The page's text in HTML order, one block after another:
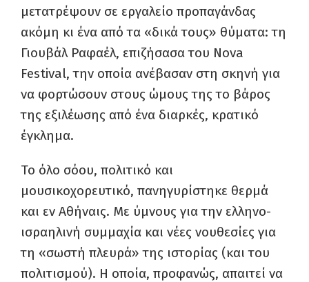
μετατρέψουν σε εργαλείο προπαγάνδας
ακόμη κι ένα από τα «δικά τους» θύματα: τη
Γιουβάλ Ραφαέλ, επιζήσασα του Nova
Festival, την οποία ανέβασαν στη σκηνή για
να φορτώσουν στους ώμους της το βάρος
της εξιλέωσης από ένα διαρκές, κρατικό
έγκλημα.
Το όλο σόου, πολιτικό και
μουσικοχορευτικό, πανηγυρίστηκε θερμά
και εν Αθήναις. Με ύμνους για την ελληνο-
ισραηλινή συμμαχία και νέες νουθεσίες για
τη «σωστή πλευρά» της ιστορίας (και του
πολιτισμού). Η οποία, προφανώς, απαιτεί να